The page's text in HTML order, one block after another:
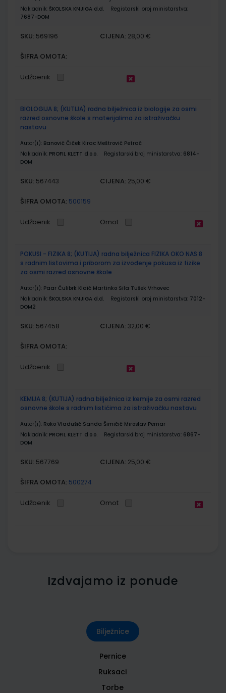
Nakladnik: ŠKOLSKA KNJIGA d.d.
Registarski broj ministarstva:
7687-DOM
SKU: 569196 CIJENA: 28,00 €
ŠIFRA OMOTA:
Udžbenik
BIOLOGIJA 8; (KUTIJA) radna bilježnica iz biologije za osmi
razred osnovne škole s materijalima za istraživačku
nastavu
Autor(i): Banović Čiček Kirac Meštrović Petrač
Nakladnik: PROFIL KLETT d.o.o. Registarski broj ministarstva: 6814-
DOM
SKU: 567443 CIJENA: 25,00 €
ŠIFRA OMOTA: 500159
Udžbenik Omot
POKUSI - FIZIKA 8; (KUTIJA) radna bilježnica FIZIKA OKO NAS 8
s radnim listovima i priborom za izvođenje pokusa iz fizike
za osmi razred osnovne škole
Autor(i): Paar Ćulibrk Klaić Martinko Sila Tušek Vrhovec
Nakladnik: ŠKOLSKA KNJIGA d.d. Registarski broj ministarstva: 7012-
DOM2
SKU: 567458 CIJENA: 32,00 €
ŠIFRA OMOTA:
Udžbenik
KEMIJA 8; (KUTIJA) radna bilježnica iz kemije za osmi razred
osnovne škole s radnim listićima za istraživačku nastavu
Autor(i): Roko Vladušić Sanda Šimičić Miroslav Pernar
Nakladnik: PROFIL KLETT d.o.o. Registarski broj ministarstva: 6867-
DOM
SKU: 567769 CIJENA: 25,00 €
ŠIFRA OMOTA: 500274
Udžbenik Omot
Izdvajamo iz ponude
Bilježnice
Pernice
Ruksaci
Torbe